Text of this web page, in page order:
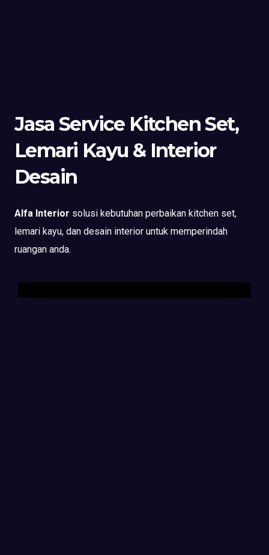
Jasa Service Kitchen Set,
Lemari Kayu & Interior
Desain
Alfa Interior solusi kebutuhan perbaikan kitchen set,
lemari kayu, dan desain interior untuk memperindah
ruangan anda.